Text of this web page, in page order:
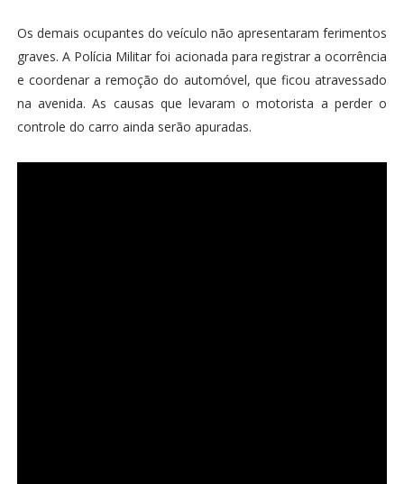
Os demais ocupantes do veículo não apresentaram ferimentos
graves. A Polícia Militar foi acionada para registrar a ocorrência
e coordenar a remoção do automóvel, que ficou atravessado
na avenida. As causas que levaram o motorista a perder o
controle do carro ainda serão apuradas.